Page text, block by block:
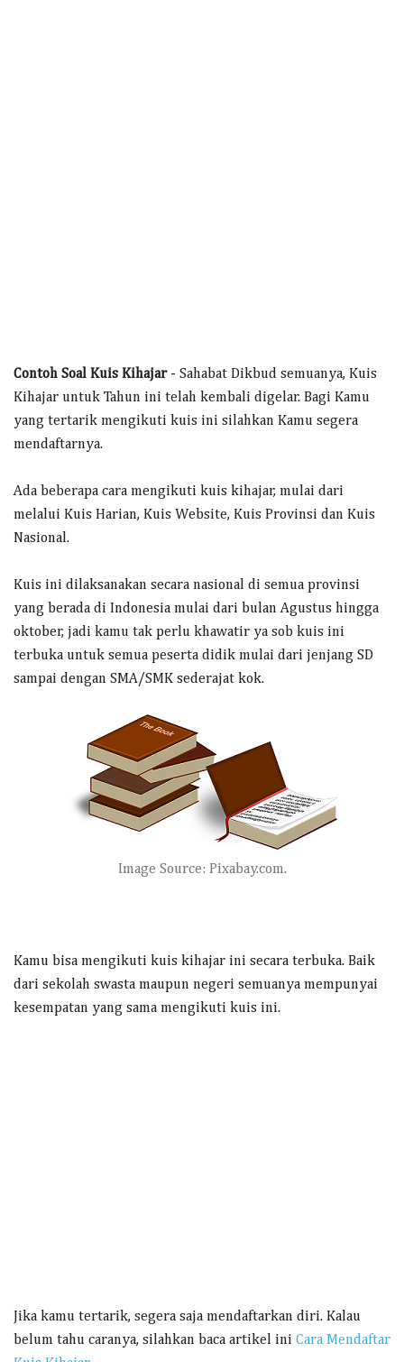
Contoh Soal Kuis Kihajar- Sahabat Dikbud semuanya, Kuis
Kihajar untuk Tahun ini telah kembali digelar. Bagi Kamu
yang tertarik mengikuti kuis ini silahkan Kamu segera
mendaftarnya.
Ada beberapa cara mengikuti kuis kihajar, mulai dari
melalui Kuis Harian, Kuis Website, Kuis Provinsi dan Kuis
Nasional.
Kuis ini dilaksanakan secara nasional di semua provinsi
yang berada di Indonesia mulai dari bulan Agustus hingga
oktober, jadi kamu tak perlu khawatir ya sob kuis ini
terbuka untuk semua peserta didik mulai dari jenjang SD
sampai dengan SMA/SMK sederajat kok.
Image Source: Pixabay.com.
Kamu bisa mengikuti kuis kihajar ini secara terbuka. Baik
dari sekolah swasta maupun negeri semuanya mempunyai
kesempatan yang sama mengikuti kuis ini.
Jika kamu tertarik, segera saja mendaftarkan diri. Kalau
belum tahu caranya, silahkan baca artikel ini Cara Mendaftar